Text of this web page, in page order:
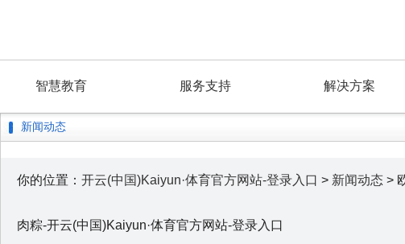
智慧教育 服务支持 解决方案
新闻动态
你的位置： 开云(中国)Kaiyun·体育官方网站-登录入口 > 新闻动态>
肉粽-开云(中国)Kaiyun·体育官方网站-登录入口